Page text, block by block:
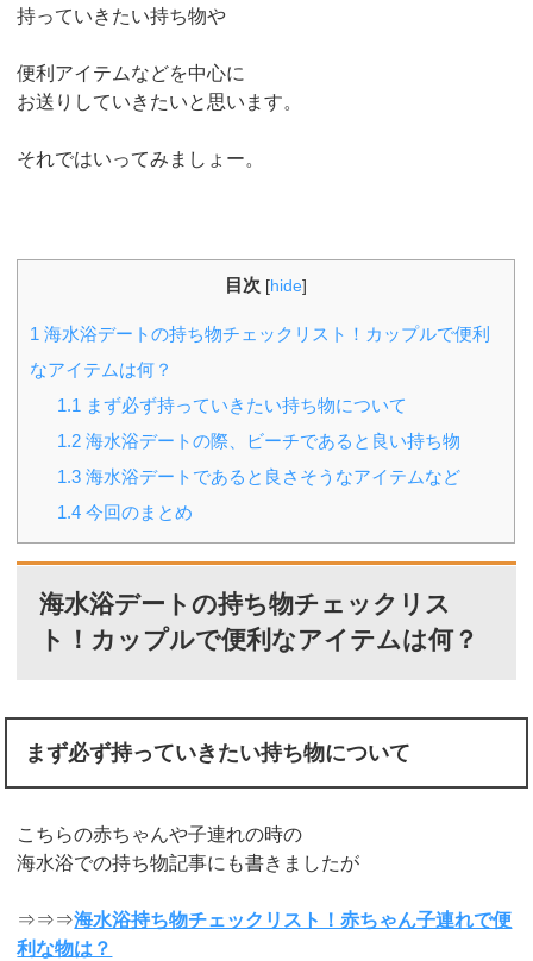
持っていきたい持ち物や
便利アイテムなどを中心に
お送りしていきたいと思います。
それではいってみましょー。
目次 [hide]
1 海水浴デートの持ち物チェックリスト！カップルで便利
なアイテムは何？
1.1 まず必ず持っていきたい持ち物について
1.2 海水浴デートの際、ビーチであると良い持ち物
1.3 海水浴デートであると良さそうなアイテムなど
1.4 今回のまとめ
海水浴デートの持ち物チェックリス
ト！カップルで便利なアイテムは何？
まず必ず持っていきたい持ち物について
こちらの赤ちゃんや子連れの時の
海水浴での持ち物記事にも書きましたが
⇒⇒⇒海水浴持ち物チェックリスト！赤ちゃん子連れで便
利な物は？